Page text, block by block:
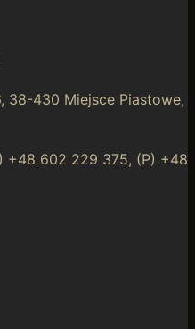
38-430 Miejsce Piastowe,
+48 602 229 375, (P) +48